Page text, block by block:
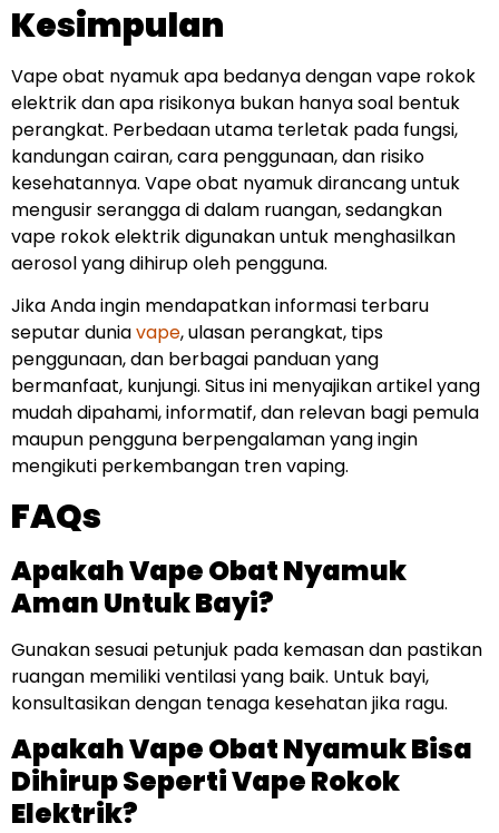
Kesimpulan
Vape obat nyamuk apa bedanya dengan vape rokok
elektrik dan apa risikonya bukan hanya soal bentuk
perangkat. Perbedaan utama terletak pada fungsi,
kandungan cairan, cara penggunaan, dan risiko
kesehatannya. Vape obat nyamuk dirancang untuk
mengusir serangga di dalam ruangan, sedangkan
vape rokok elektrik digunakan untuk menghasilkan
aerosol yang dihirup oleh pengguna.
Jika Anda ingin mendapatkan informasi terbaru
seputar duniavape, ulasan perangkat, tips
penggunaan, dan berbagai panduan yang
bermanfaat, kunjungi. Situs ini menyajikan artikel yang
mudah dipahami, informatif, dan relevan bagi pemula
maupun pengguna berpengalaman yang ingin
mengikuti perkembangan tren vaping.
FAQs
Apakah Vape Obat Nyamuk
Aman Untuk Bayi?
Gunakan sesuai petunjuk pada kemasan dan pastikan
ruangan memiliki ventilasi yang baik. Untuk bayi,
konsultasikan dengan tenaga kesehatan jika ragu.
Apakah Vape Obat Nyamuk Bisa
Dihirup Seperti Vape Rokok
Elektrik?